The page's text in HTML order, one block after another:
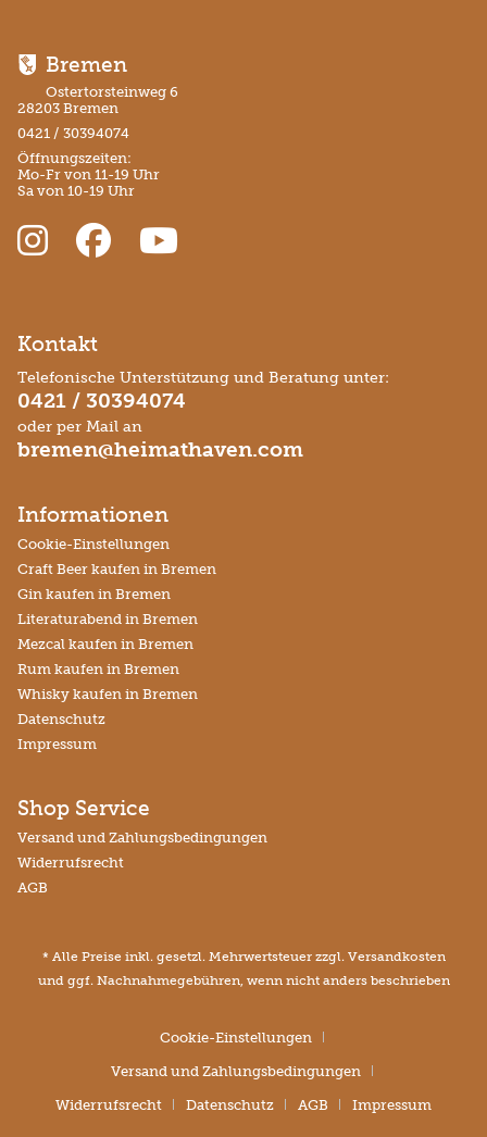
Bremen
Ostertorsteinweg 6
28203 Bremen
0421 / 30394074
Öffnungszeiten:
Mo-Fr von 11-19 Uhr
Sa von 10-19 Uhr
Kontakt
Telefonische Unterstützung und Beratung unter:
0421 / 30394074
oder per Mail an
bremen@heimathaven.com
Informationen
Cookie-Einstellungen
Craft Beer kaufen in Bremen
Gin kaufen in Bremen
Literaturabend in Bremen
Mezcal kaufen in Bremen
Rum kaufen in Bremen
Whisky kaufen in Bremen
Datenschutz
Impressum
Shop Service
Versand und Zahlungsbedingungen
Widerrufsrecht
AGB
* Alle Preise inkl. gesetzl. Mehrwertsteuer zzgl. Versandkosten
und ggf. Nachnahmegebühren, wenn nicht anders beschrieben
Cookie-Einstellungen
Versand und Zahlungsbedingungen
Widerrufsrecht Datenschutz AGB Impressum